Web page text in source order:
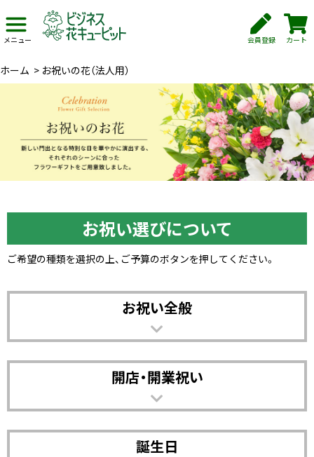
メニュー 会員登録 カート
ホーム > お祝いの花（法人用）
お祝い選びについて
ご希望の種類を選択の上、ご予算のボタンを押してください。
お祝い全般
開店・開業祝い
誕生日